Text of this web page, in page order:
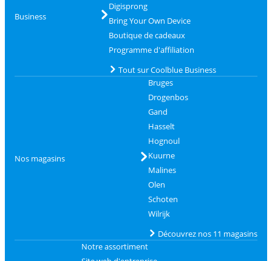
Business
Digisprong
Bring Your Own Device
Boutique de cadeaux
Programme d'affiliation
Tout sur Coolblue Business
Nos magasins
Bruges
Drogenbos
Gand
Hasselt
Hognoul
Kuurne
Malines
Olen
Schoten
Wilrijk
Découvrez nos 11 magasins
Notre assortiment